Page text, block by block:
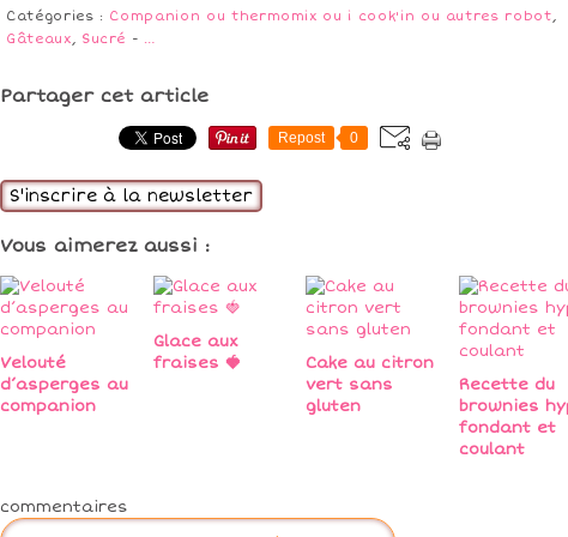
Catégories : Companion ou thermomix ou i cook'in ou autres robot,
Gâteaux, Sucré - …
Partager cet article
Repost 0
S'inscrire à la newsletter
Vous aimerez aussi :
Velouté
d’asperges au
companion
Glace aux
fraises 🍓
Cake au citron
vert sans
gluten
Recette du
brownies
fondant et
coulant
commentaires